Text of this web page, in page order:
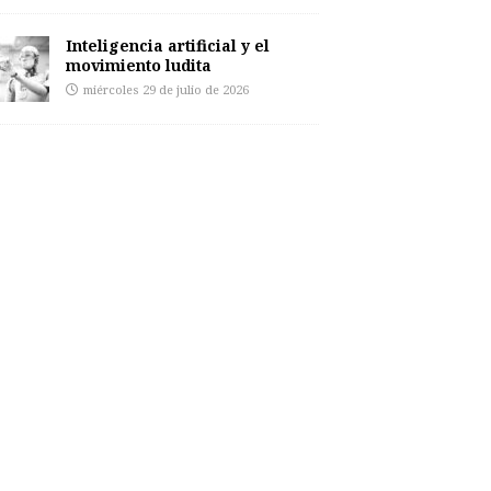
Inteligencia artificial y el
movimiento ludita
miércoles 29 de julio de 2026